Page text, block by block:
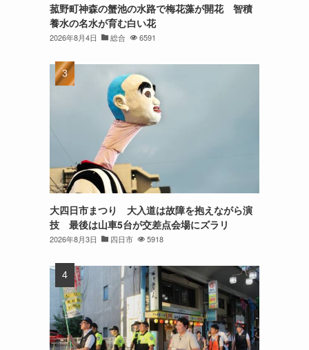
菰野町神森の蟹池の水路で梅花藻が開花 智積
養水の名水が育む白い花
2026年8月4日 総合 6591
大四日市まつり 大入道は故障を抱えながら演
技 最後は山車5台が交差点会場にズラリ
2026年8月3日 四日市 5918